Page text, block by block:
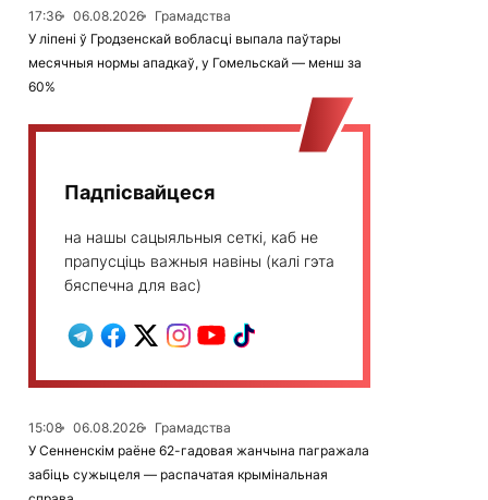
17:36
06.08.2026
Грамадства
У ліпені ў Гродзенскай вобласці выпала паўтары
месячныя нормы ападкаў, у Гомельскай — менш за
60%
Падпісвайцеся
на нашы сацыяльныя сеткі, каб не
прапусціць важныя навіны (калі гэта
бяспечна для вас)
15:08 06.08.2026
Грамадства
У Сенненскім раёне 62-гадовая жанчына пагражала
забіць сужыцеля — распачатая крымінальная